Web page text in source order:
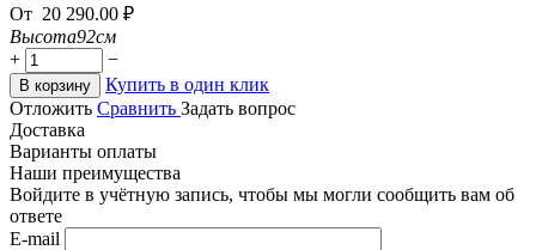
От 20 290.00 ₽
Высота92см
+
−
В корзину
Купить в один клик
Отложить Сравнить Задать вопрос
Доставка
Варианты оплаты
Наши преимущества
Войдите в учётную запись, чтобы мы могли сообщить вам об
ответе
E-mail